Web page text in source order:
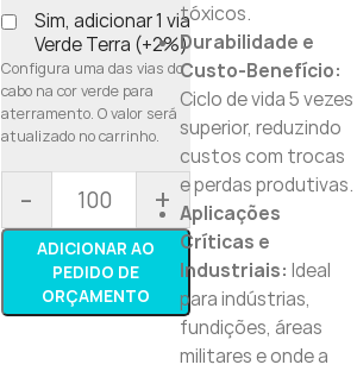
Sim, adicionar 1 via
Verde Terra (+2%)
Configura uma das vias do
cabo na cor verde para
aterramento. O valor será
atualizado no carrinho.
- +
ADICIONAR AO
PEDIDO DE
ORÇAMENTO
tóxicos.
Durabilidade e
Custo-Benefício:
Ciclo de vida 5 vezes
superior, reduzindo
custos com trocas
e perdas produtivas.
Aplicações
Críticas e
Industriais: Ideal
para indústrias,
fundições, áreas
militares e onde a